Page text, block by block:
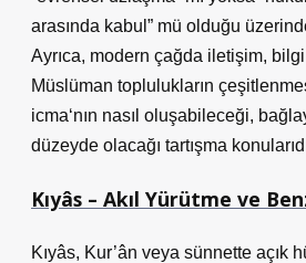
arasında kabul” mü olduğu
Ayrıca, modern çağda iletişim, bilgi
Müslüman toplulukların
icma‘nın nasıl oluşabileceği,
düzeyde olacağı tartışma
Kıyâs – Akıl Yürütme ve
Kıyâs, Kur’ân veya sünnette açık